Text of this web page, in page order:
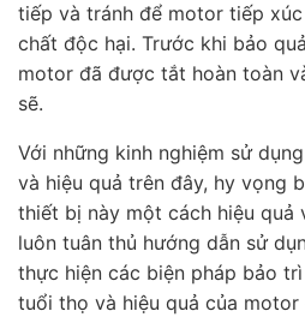
tiếp và tránh để motor tiếp
chất độc hại. Trước khi bảo
motor đã được tắt hoàn toàn
sẽ.
Với những kinh nghiệm sử
và hiệu quả trên đây, hy vọng
thiết bị này một cách hiệu quả
luôn tuân thủ hướng dẫn sử
thực hiện các biện pháp bảo
tuổi thọ và hiệu quả của motor